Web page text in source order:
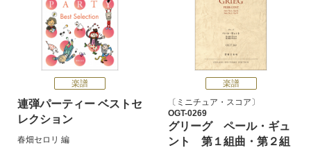
楽譜
連弾パーティー ベストセ
レクション
春畑セロリ 編
楽譜
ミニチュア・スコア
OGT-0269
グリーグ ペール・ギュ
ント 第１組曲・第２組